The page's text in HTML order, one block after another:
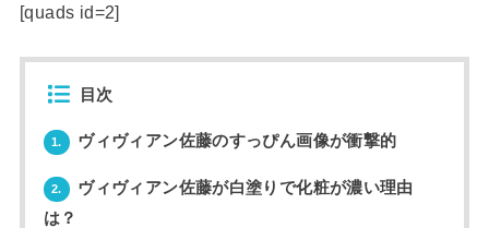
[quads id=2]
目次
1. ヴィヴィアン佐藤のすっぴん画像が衝撃的
2.
ヴィヴィアン佐藤が白塗りで化粧が濃い理由
は？